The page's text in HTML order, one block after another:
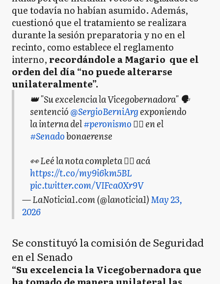
que todavía no habían asumido. Además,
cuestionó que el tratamiento se realizara
durante la sesión preparatoria y no en el
recinto, como establece el reglamento
interno, recordándole a Magario que el
orden del día “no puede alterarse
unilateralmente”.
👑 "Su excelencia la Vicegobernadora" 🗣️
sentenció@SergioBerniArgexponiendo
la interna del#peronismo✌🏽 en el
#Senadobonaerense
👀 Leé la nota completa ✍🏻 acá
https://t.co/my9i6km5BL
pic.twitter.com/VIFca0Xr9V
— LaNoticia1.com (@lanoticia1)May 23,
2026
Se constituyó la comisión de Seguridad
en el Senado
“Su excelencia la Vicegobernadora que